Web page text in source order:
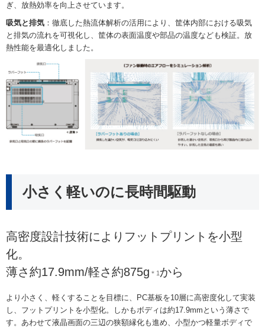
ぎ、放熱効率を向上させています。
吸気と排気 ：徹底した熱流体解析の活用により、筐体内部における吸気
と排気の流れを可視化し、筐体の表面温度や部品の温度なども検証。放
熱性能を最適化しました。
小さく軽いのに長時間駆動
高密度設計技術によりフットプリントを小型
化。
薄さ約17.9mm/軽さ約875g ＊1 から
より小さく、軽くすることを目標に、PC基板を10層に高密度化して実装
し、フットプリントを小型化。しかもボディは約17.9mmという薄さで
す。あわせて液晶画面の三辺の狭額縁化も進め、小型かつ軽量ボディで